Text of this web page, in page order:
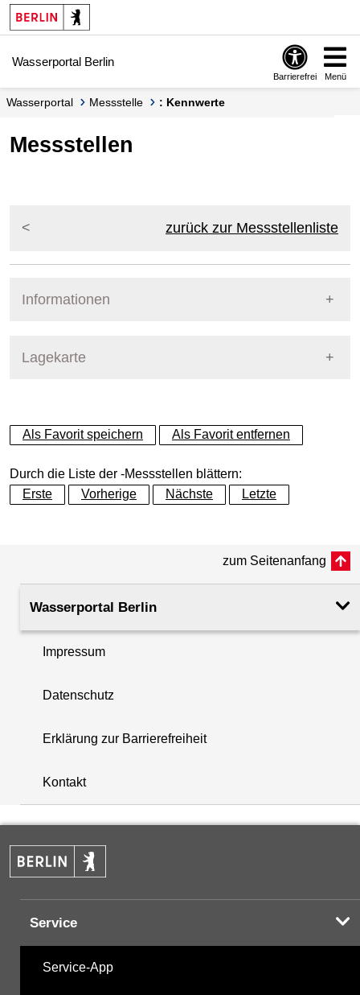
Springe zur Navigation
Springe zum Inhalt
Wasserportal Berlin
Barrierefrei Menü
Wasserportal Messstelle : Kennwerte
Messstellen
zurück zur Messstellenliste
Informationen
Lagekarte
+
−
+
−
Als Favorit speichern Als Favorit entfernen
Durch die Liste der -Messstellen blättern:
Erste
Vorherige Nächste Letzte
zum Seitenanfang
Wasserportal Berlin
Impressum
Datenschutz
Erklärung zur Barrierefreiheit
Kontakt
Service
Service-App